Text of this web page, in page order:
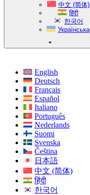
中文 (简体)
हिंदी
한국어
Українська
English
Deutsch
Français
Español
Italiano
Português
Nederlands
Suomi
Svenska
Čeština
日本語
中文 (简体)
हिंदी
한국어